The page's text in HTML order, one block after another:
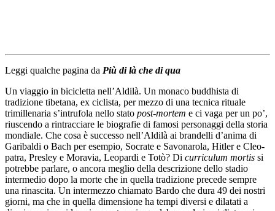
Leggi qualche pagina da Più di là che di qua
Un viaggio in bicicletta nell’Aldilà. Un monaco buddhista di
tradizione tibetana, ex ciclista, per mezzo di una tecnica rituale
trimillenaria s’intrufola nello stato post-mortem e ci vaga per un po’,
riuscendo a rintracciare le biografie di famosi personaggi della storia
mondiale. Che cosa è successo nell’Aldilà ai brandelli d’anima di
Garibaldi o Bach per esempio, Socrate e Savonarola, Hitler e Cleo­
patra, Presley e Moravia, Leopardi e Totò? Di curriculum mortis si
potrebbe parlare, o ancora meglio della descrizione dello stadio
intermedio dopo la morte che in quella tradizione precede sempre
una rinascita. Un intermezzo chiamato Bardo che dura 49 dei nostri
giorni, ma che in quella dimensione ha tempi diversi e dilatati a